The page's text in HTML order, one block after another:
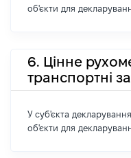
об'єкти для
6. Цінне
транспортні
У суб'єкта декларування
об'єкти для